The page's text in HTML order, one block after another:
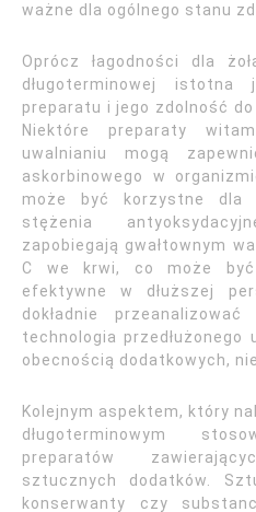
ważne dla ogólnego stanu
Oprócz łagodności dla
długoterminowej
preparatu i jego zdolność do
Niektóre preparaty
uwalnianiu mogą
askorbinowego w
może być korzystne dla
stężenia
zapobiegają gwałtownym
C we krwi, co może
efektywne w dłuższej
dokładnie
technologia
obecnością dodatkowych,
Kolejnym aspektem, który
długoterminowym
preparatów
sztucznych dodatków.
konserwanty czy